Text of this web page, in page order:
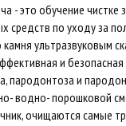
- это обучение чистке
средств по уходу за
ультразвуковым
и
пародонтоза и
водно- порошковой
очищаются самые